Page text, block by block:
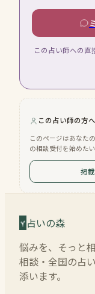
この占い師への直
この占い師の方へ
このページはあなた
の相談受付を始めた
掲
占いの森
悩みを、そっと
相談・全国の占
添います。